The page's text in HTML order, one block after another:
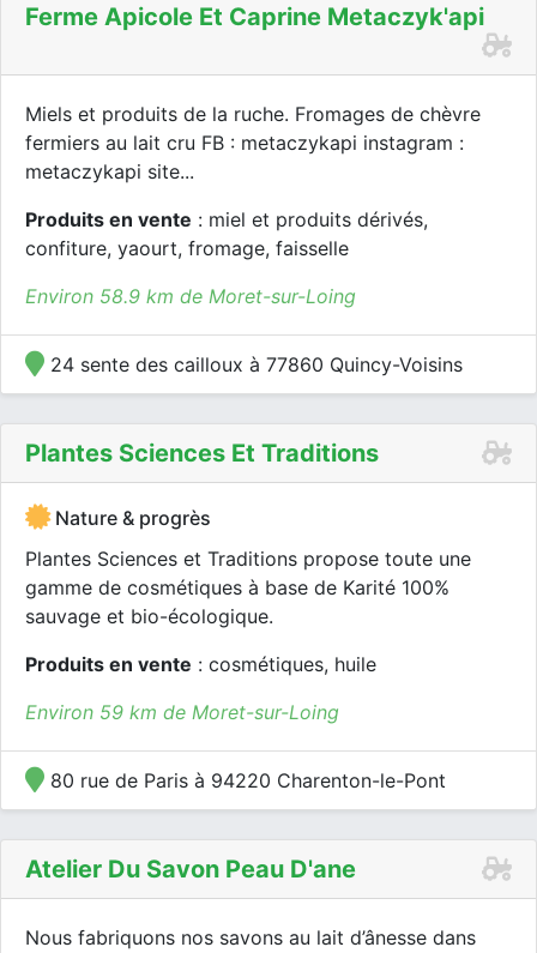
Ferme Apicole Et Caprine Metaczyk'api
Miels et produits de la ruche. Fromages de chèvre
fermiers au lait cru FB : metaczykapi instagram :
metaczykapi site...
Produits en vente : miel et produits dérivés,
confiture, yaourt, fromage, faisselle
Environ 58.9 km de Moret-sur-Loing
24 sente des cailloux à 77860 Quincy-Voisins
Plantes Sciences Et Traditions
Nature & progrès
Plantes Sciences et Traditions propose toute une
gamme de cosmétiques à base de Karité 100%
sauvage et bio-écologique.
Produits en vente : cosmétiques, huile
Environ 59 km de Moret-sur-Loing
80 rue de Paris à 94220 Charenton-le-Pont
Atelier Du Savon Peau D'ane
Nous fabriquons nos savons au lait d’ânesse dans